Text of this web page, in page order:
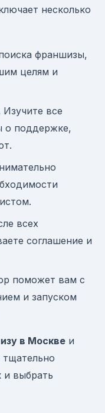
несколько
франшизы,
целям и
Изучите все
о поддержке,
всех
соглашение и
поможет вам с
и запуском
в Москве и
и выбрать